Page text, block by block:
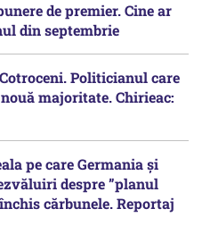
de premier. Cine ar
din septembrie
Politicianul care
majoritate. Chirieac:
pe care Germania și
despre ”planul
cărbunele. Reportaj